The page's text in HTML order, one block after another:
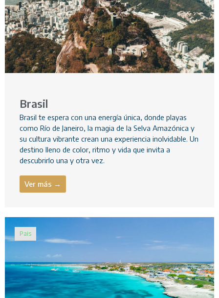
Brasil
Brasil te espera con una energía única, donde playas
como Río de Janeiro, la magia de la Selva Amazónica y
su cultura vibrante crean una experiencia inolvidable. Un
destino lleno de color, ritmo y vida que invita a
descubrirlo una y otra vez.
Ver más →
Pais